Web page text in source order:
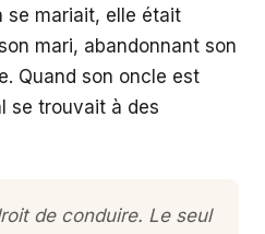
se mariait, elle était
mari, abandonnant son
Quand son oncle est
se trouvait à des
de conduire. Le seul